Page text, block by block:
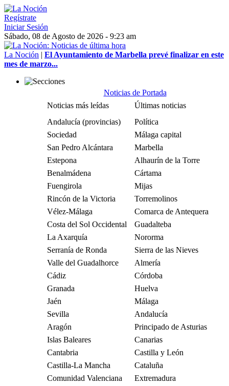
Regístrate
Iniciar Sesión
Sábado, 08 de Agosto de 2026 - 9:23 am
La Noción | El Ayuntamiento de Marbella prevé finalizar en este
mes de marzo...
Noticias de Portada
Noticias más leídas
Últimas noticias
Andalucía (provincias)
Política
Sociedad
Málaga capital
San Pedro Alcántara
Marbella
Estepona
Alhaurín de la Torre
Benalmádena
Cártama
Fuengirola
Mijas
Rincón de la Victoria
Torremolinos
Vélez-Málaga
Comarca de Antequera
Costa del Sol Occidental
Guadalteba
La Axarquía
Nororma
Serranía de Ronda
Sierra de las Nieves
Valle del Guadalhorce
Almería
Cádiz
Córdoba
Granada
Huelva
Jaén
Málaga
Sevilla
Andalucía
Aragón
Principado de Asturias
Islas Baleares
Canarias
Cantabria
Castilla y León
Castilla-La Mancha
Cataluña
Comunidad Valenciana
Extremadura